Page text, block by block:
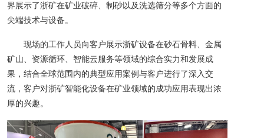
界展示了浙矿在矿业破碎、制砂以及洗选筛分等多个方面的
尖端技术与设备。
现场的工作人员向客户展示浙矿设备在砂石骨料、金属
矿山、资源循环、智能云服务等领域的综合实力和发展成
果，结合全球范围内的典型应用案例与客户进行了深入交
流，客户对浙矿智能化设备在矿业领域的成功应用表现出浓
厚的兴趣。